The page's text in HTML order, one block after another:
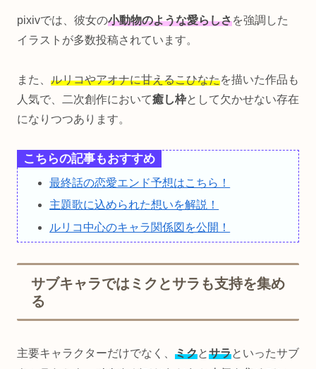
pixivでは、彼女の小動物のような愛らしさを強調した
イラストが多数投稿されています。
また、 ルリコやアオナに甘えるこひなたを描いた作品も
人気で、二次創作において癒し枠として欠かせない存在
になりつつあります。
こちらの記事もおすすめ
最終話の恋愛エンド予想はこちら！
主題歌に込められた想いを解説！
ルリコ中心のキャラ関係図を公開！
サブキャラではミクとサラも支持を集め
る
主要キャラクターだけでなく、 ミクとサラといったサブ